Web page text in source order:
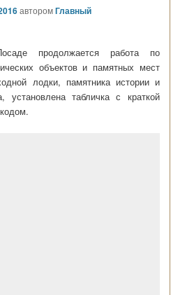
авторомГлавный
продолжается работа по
объектов и памятных мест
лодки, памятника истории и
установлена табличка с краткой